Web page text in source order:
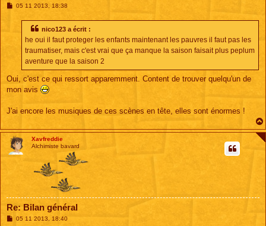
M05 11 2013, 18:38
nico123 a écrit :
he oui il faut proteger les enfants maintenant les pauvres il faut pas les
traumatiser, mais c'est vrai que ça manque la saison faisait plus peplum
aventure que la saison 2
Oui, c'est ce qui ressort apparemment. Content de trouver quelqu'un de
mon avis
J'ai encore les musiques de ces scènes en tête, elles sont énormes !
Xavfreddie
Alchimiste bavard
Re: Bilan général
M05 11 2013, 18:40